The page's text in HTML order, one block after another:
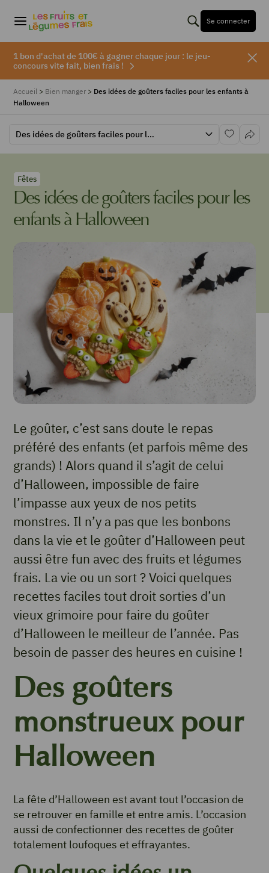
Se connecter
1 bon d'achat de 100€ à gagner chaque jour : le jeu-
concours vite fait, bien frais !
Accueil > Bien manger > Des idées de goûters faciles pour les enfants à
Halloween
Des idées de goûters faciles pour les enfants à Halloween
Fêtes
Des idées de goûters faciles pour les
enfants à Halloween
Le goûter, c’est sans doute le repas
préféré des enfants (et parfois même des
grands) ! Alors quand il s’agit de celui
d’Halloween, impossible de faire
l’impasse aux yeux de nos petits
monstres. Il n’y a pas que les bonbons
dans la vie et le goûter d’Halloween peut
aussi être fun avec des fruits et légumes
frais. La vie ou un sort ? Voici quelques
recettes faciles tout droit sorties d’un
vieux grimoire pour faire du goûter
d’Halloween le meilleur de l’année. Pas
besoin de passer des heures en cuisine !
Des goûters
monstrueux pour
Halloween
La fête d’Halloween est avant tout l’occasion de
se retrouver en famille et entre amis. L’occasion
aussi de confectionner des recettes de goûter
totalement loufoques et effrayantes.